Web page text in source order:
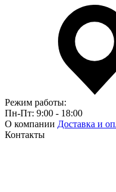
Режим работы:
Пн-Пт: 9:00 - 18:00
О компании Доставка и
Контакты